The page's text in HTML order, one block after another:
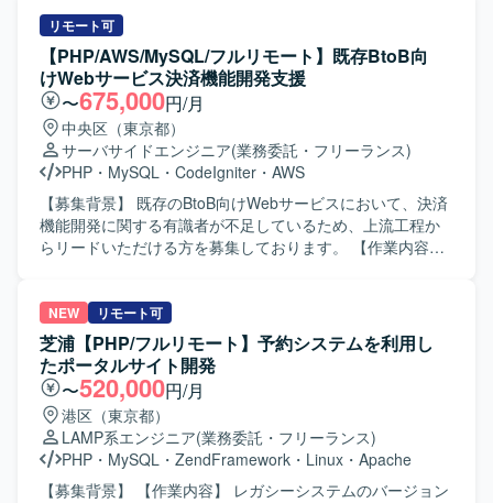
装、テスト自動化まで幅広い経験を積むことができます。
既存システムの改善と刷新を通じて、保守性や信頼性向上
に貢献できるポジションです。 【開発環境】 PHP 5.x /
CodeIgniter 2 から PHP 8.x への移行を前提とした環境での
開発になります。次期フレームワークとしてLaravelや
Symfony等のMVCフレームワークを検討し、E2Eテスト自
動化にPlaywright等のツールを利用いたします。
衝、要件定義、設計、開発、運用保守まで一貫して携わっ
ていただきます。PHP、CodeIgniter、AWS、MySQLおよび
AI駆動開発ツールを用いて決済機能の開発と改善を行って
いただきます。 【求める人物像】 決済機能開発に関する知
見を活かして主体的にリードいただける方を求めておりま
す。関係各所と円滑にコミュニケーションを取りながら、
要件整理から実装、運用まで責任を持って取り組んでいた
だける方が望ましいです。新しい開発手法やAIコーディン
グにも前向きに取り組んでいただける方を歓迎いたしま
す。 【ポジションの魅力】 上流工程から運用保守まで一貫
して携わることで、BtoB向けWebサービスの決済領域に深
スタイルを実務の中で経験できる点も魅力です。プロジェ
クト体制内で他メンバーと連携しながら、技術面と業務面
の両面でスキルアップを図ることができます。 【開発環
境】 PHP、CodeIgniter、AWS、MySQL、Cursor(AI駆動開
発)を用いたWebサービス開発環境となっております。
リモート可
【PHP/AWS/MySQL/フルリモート】既存BtoB向
けWebサービス決済機能開発支援
〜675,000円/月
中央区（東京都）
サーバサイドエンジニア(業務委託・フリーランス)
PHP ・ MySQL ・ CodeIgniter ・ AWS
【募集背景】 既存のBtoB向けWebサービスにおいて、決済
機能開発に関する有識者が不足しているため、上流工程か
らリードいただける方を募集しております。 【作業内容】
定義から設計、開発、運用保守まで一貫してご対応いただ
きます。決済機能に関する方向性の選定など上流工程から
参画していただきます。 【求める人物像】 決済機能開発に
関する知見を生かして現場をリードいただける方を求めて
おります。関係部署との折衝を円滑に進められるコミュニ
ケーション力をお持ちの方、AIコーディングなど新しい開
発手法にも前向きに取り組んでいただける方を歓迎いたし
ます。 【ポジションの魅力】 自社サービスに深く関わりな
がら、上流工程から運用保守まで一気通貫で携わることが
NEW リモート可
芝浦【PHP/フルリモート】予約システムを利用し
たポータルサイト開発
〜520,000円/月
港区（東京都）
LAMP系エンジニア(業務委託・フリーランス)
PHP ・ MySQL ・ ZendFramework ・ Linux ・ Apache
【募集背景】 【作業内容】 レガシーシステムのバージョン